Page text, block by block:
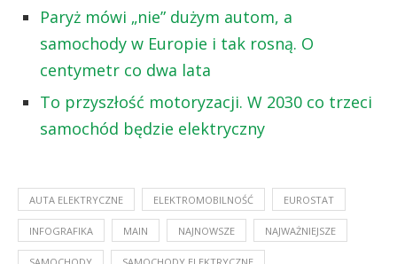
Paryż mówi „nie” dużym autom, a
samochody w Europie i tak rosną. O
centymetr co dwa lata
To przyszłość motoryzacji. W 2030 co trzeci
samochód będzie elektryczny
AUTA ELEKTRYCZNE ELEKTROMOBILNOŚĆ EUROSTAT
INFOGRAFIKA MAIN NAJNOWSZE NAJWAŻNIEJSZE
SAMOCHODY SAMOCHODY ELEKTRYCZNE